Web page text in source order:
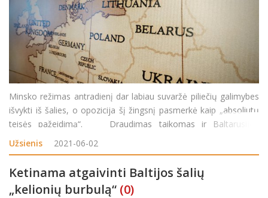
Minsko režimas antradienį dar labiau suvaržė piliečių galimybes
išvykti iš šalies, o opozicija šį žingsnį pasmerkė kaip „absoliutų
teisės pažeidimą“. Draudimas taikomas ir Baltarusijos
piliečiams, turintiems leidimus gyventi užsienyje. &Sc
Užsienis 2021-06-02
Ketinama atgaivinti Baltijos šalių
„kelionių burbulą“ (0)